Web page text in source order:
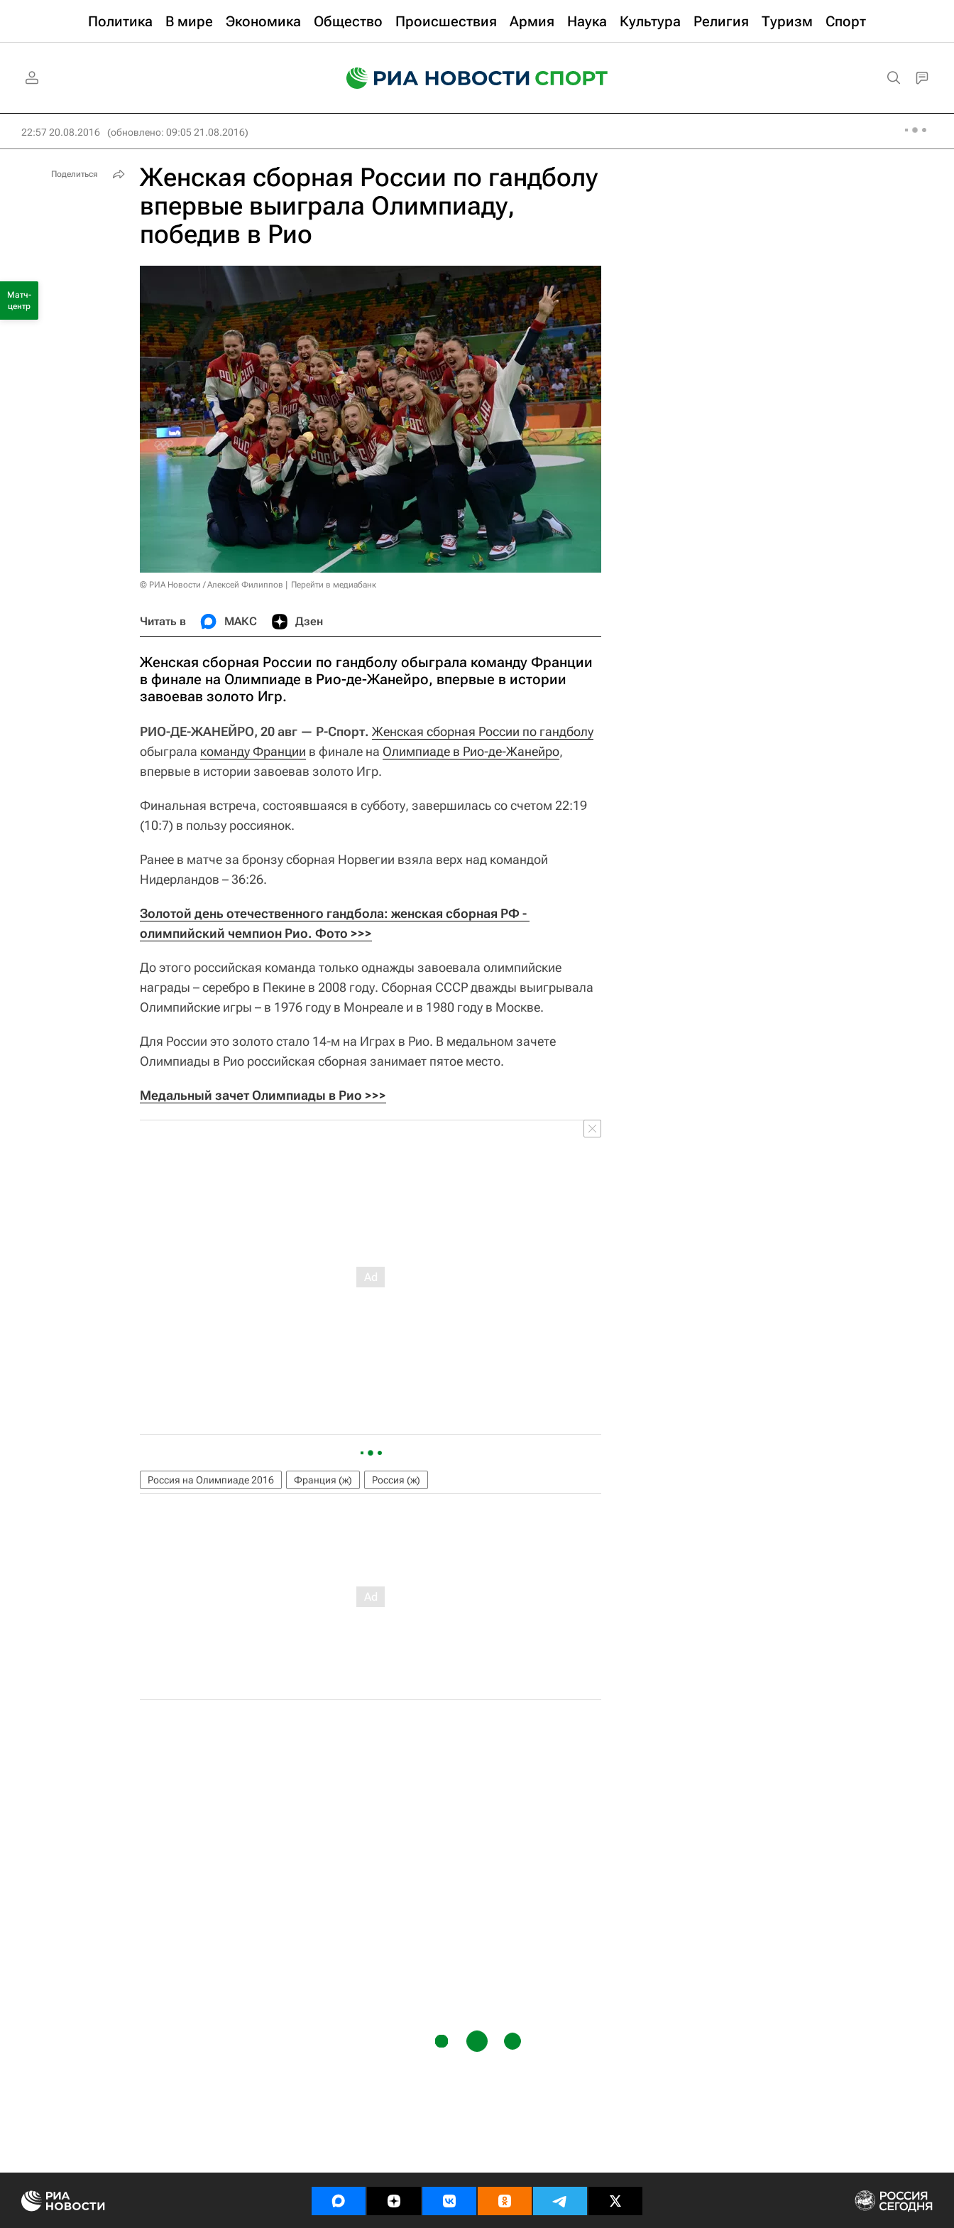
Политика В мире Экономика Общество Происшествия Армия Наука Культура Религия Туризм Спорт
22:57 20.08.2016 (обновлено: 09:05 21.08.2016)
Женская сборная России по гандболу
впервые выиграла Олимпиаду,
победив в Рио
© РИА Новости / Алексей Филиппов Перейти в медиабанк
Читать в МАКС Дзен
Женская сборная России по гандболу обыграла команду Франции
в финале на Олимпиаде в Рио-де-Жанейро, впервые в истории
завоевав золото Игр.
РИО-ДЕ-ЖАНЕЙРО, 20 авг — Р-Спорт. Женская сборная России по гандболу
обыграла команду Франции в финале на Олимпиаде в Рио-де-Жанейро,
впервые в истории завоевав золото Игр.
Финальная встреча, состоявшаяся в субботу, завершилась со счетом 22:19
(10:7) в пользу россиянок.
Ранее в матче за бронзу сборная Норвегии взяла верх над командой
Нидерландов – 36:26.
Золотой день отечественного гандбола: женская сборная РФ -
олимпийский чемпион Рио. Фото >>>
До этого российская команда только однажды завоевала олимпийские
награды – серебро в Пекине в 2008 году. Сборная СССР дважды выигрывала
Олимпийские игры – в 1976 году в Монреале и в 1980 году в Москве.
Для России это золото стало 14-м на Играх в Рио. В медальном зачете
Олимпиады в Рио российская сборная занимает пятое место.
Медальный зачет Олимпиады в Рио >>>
Россия на Олимпиаде 2016 Франция (ж) Россия (ж)
Поделиться
Матч-
центр